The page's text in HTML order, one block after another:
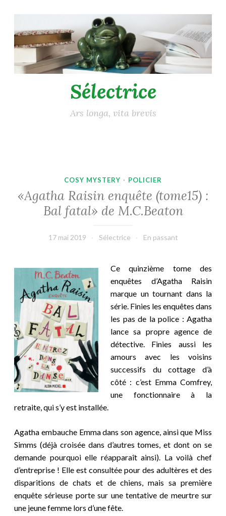
au
contenu
principal
Sélectrice
Ars longa, vita brevis
COSY MYSTERY · POLICIER
«Agatha Raisin enquête (tome15) :
Bal fatal» de M.C.Beaton
17 mai 2019 Sélectrice En passant
Ce quinzième tome des
enquêtes d’Agatha Raisin
marque un tournant dans la
série. Finies les enquêtes dans
les pas de la police : Agatha
lance sa propre agence de
détective. Finies aussi les
amours avec les voisins
successifs du cottage d’à
côté : c’est Emma Comfrey,
une fonctionnaire à la
retraite, qui s’y est installée.
Agatha embauche Emma dans son agence, ainsi que Miss
Simms (déjà croisée dans d’autres tomes, et dont on se
demande pourquoi elle réapparaît ainsi). La voilà chef
d’entreprise ! Elle est consultée pour des adultères et des
disparitions de chats et de chiens, mais sa première
enquête sérieuse porte sur une tentative de meurtre sur
une jeune femme lors d’une fête.